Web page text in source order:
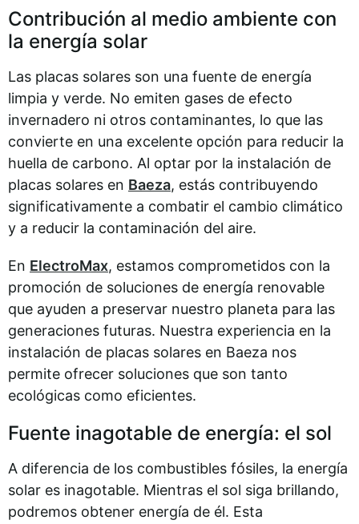
Contribución al medio ambiente con
la energía solar
Las placas solares son una fuente de energía
limpia y verde. No emiten gases de efecto
invernadero ni otros contaminantes, lo que las
convierte en una excelente opción para reducir la
huella de carbono. Al optar por la instalación de
placas solares en Baeza, estás contribuyendo
significativamente a combatir el cambio climático
y a reducir la contaminación del aire.
En ElectroMax, estamos comprometidos con la
promoción de soluciones de energía renovable
que ayuden a preservar nuestro planeta para las
generaciones futuras. Nuestra experiencia en la
instalación de placas solares en Baeza nos
permite ofrecer soluciones que son tanto
ecológicas como eficientes.
Fuente inagotable de energía: el sol
A diferencia de los combustibles fósiles, la energía
solar es inagotable. Mientras el sol siga brillando,
podremos obtener energía de él. Esta